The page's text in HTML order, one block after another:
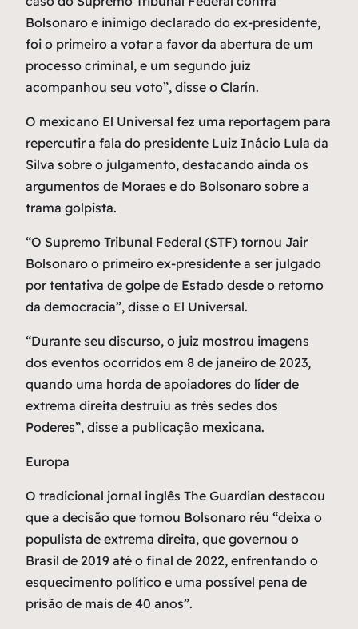
Bolsonaro e inimigo declarado do ex-presidente,
foi o primeiro a votar a favor da abertura de um
processo criminal, e um segundo juiz
acompanhou seu voto”, disse o Clarín.
O mexicano El Universal fez uma reportagem para
repercutir a fala do presidente Luiz Inácio Lula da
Silva sobre o julgamento, destacando ainda os
argumentos de Moraes e do Bolsonaro sobre a
trama golpista.
“O Supremo Tribunal Federal (STF) tornou Jair
Bolsonaro o primeiro ex-presidente a ser julgado
por tentativa de golpe de Estado desde o retorno
da democracia”, disse o El Universal.
“Durante seu discurso, o juiz mostrou imagens
dos eventos ocorridos em 8 de janeiro de 2023,
quando uma horda de apoiadores do líder de
extrema direita destruiu as três sedes dos
Poderes”, disse a publicação mexicana.
Europa
O tradicional jornal inglês The Guardian destacou
que a decisão que tornou Bolsonaro réu “deixa o
populista de extrema direita, que governou o
Brasil de 2019 até o final de 2022, enfrentando o
esquecimento político e uma possível pena de
prisão de mais de 40 anos”.